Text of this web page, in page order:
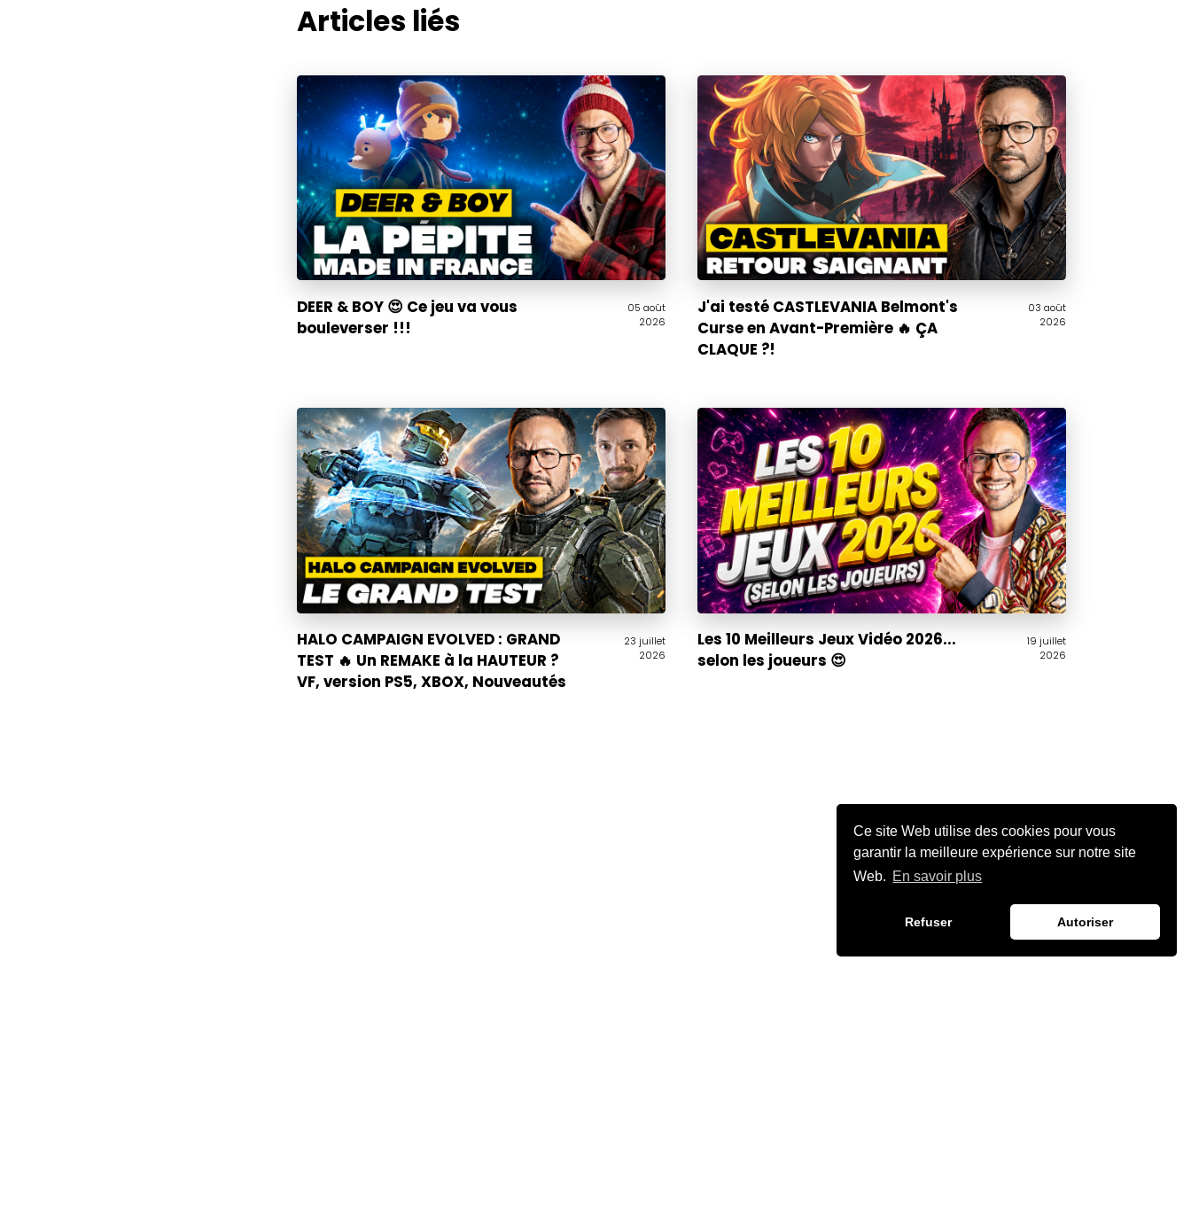
Ce site Web utilise des cookies pour vous
garantir la meilleure expérience sur notre site
Web. En savoir plus
Refuser Autoriser
Articles liés
05 août
2026
DEER & BOY 😍 Ce jeu va vous
bouleverser !!!
03 août
2026
J'ai testé CASTLEVANIA Belmont's
Curse en Avant-Première 🔥 ÇA
CLAQUE ?!
23 juillet
2026
HALO CAMPAIGN EVOLVED : GRAND
TEST 🔥 Un REMAKE à la HAUTEUR ?
VF, version PS5, XBOX, Nouveautés
19 juillet
2026
Les 10 Meilleurs Jeux Vidéo 2026...
selon les joueurs 😍